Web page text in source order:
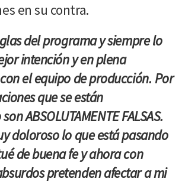
en su contra.
del programa y siempre lo
intención y en plena
el equipo de producción. Por
que se están
ABSOLUTAMENTE FALSAS.
doloroso lo que está pasando
de buena fe y ahora con
pretenden afectar a mi